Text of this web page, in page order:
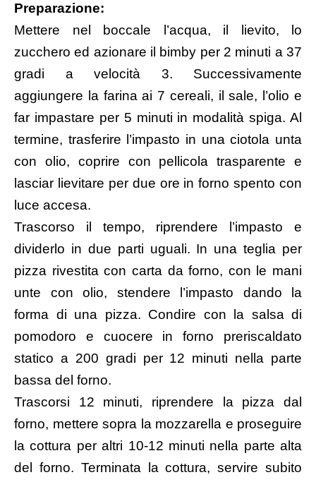
Preparazione:
Mettere nel boccale l’acqua, il lievito, lo
zucchero ed azionare il bimby per 2 minuti a 37
gradi a velocità 3. Successivamente
aggiungere la farina ai 7 cereali, il sale, l’olio e
far impastare per 5 minuti in modalità spiga. Al
termine, trasferire l’impasto in una ciotola unta
con olio, coprire con pellicola trasparente e
lasciar lievitare per due ore in forno spento con
luce accesa.
Trascorso il tempo, riprendere l’impasto e
dividerlo in due parti uguali. In una teglia per
pizza rivestita con carta da forno, con le mani
unte con olio, stendere l’impasto dando la
forma di una pizza. Condire con la salsa di
pomodoro e cuocere in forno preriscaldato
statico a 200 gradi per 12 minuti nella parte
bassa del forno.
Trascorsi 12 minuti, riprendere la pizza dal
forno, mettere sopra la mozzarella e proseguire
la cottura per altri 10-12 minuti nella parte alta
del forno. Terminata la cottura, servire subito